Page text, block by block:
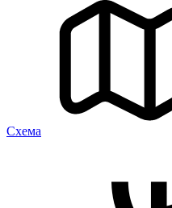
Cхема